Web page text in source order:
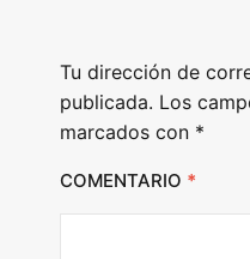
r
Tu dirección de
publicada. Los
marcados con *
COMENTARIO *